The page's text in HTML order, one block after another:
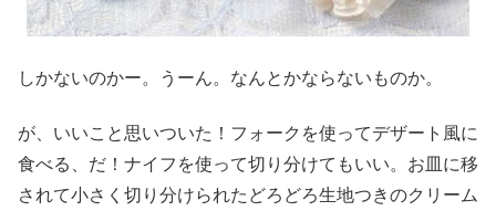
しかないのかー。うーん。なんとかならないものか。
が、いいこと思いついた！フォークを使ってデザート風に
食べる、だ！ナイフを使って切り分けてもいい。お皿に移
されて小さく切り分けられたどろどろ生地つきのクリーム